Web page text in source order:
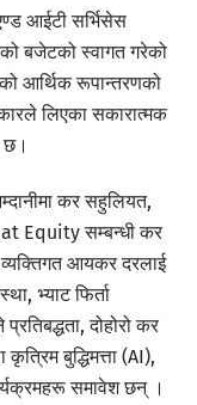
आईटी सर्भिसेस
बजेटको स्वागत गरेको
आर्थिक रूपान्तरणको
लिएका सकारात्मक
छ।
कर सहुलियत,
Equity सम्बन्धी कर
व्यक्तिगत आयकर दरलाई
भ्याट फिर्ता
दोहोरो कर
कृत्रिम बुद्धिमत्ता (AI),
समावेश छन् ।